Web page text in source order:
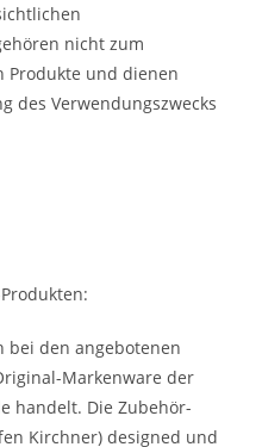
nicht zum
Produkte und dienen
des Verwendungszwecks
bei den angebotenen
Markenware der
handelt. Die Zubehör-
Kirchner) designed und